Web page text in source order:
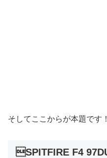
そしてここからが本題です
SPITFIRE F4